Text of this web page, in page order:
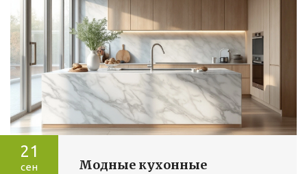
21
сен
Модные кухонные